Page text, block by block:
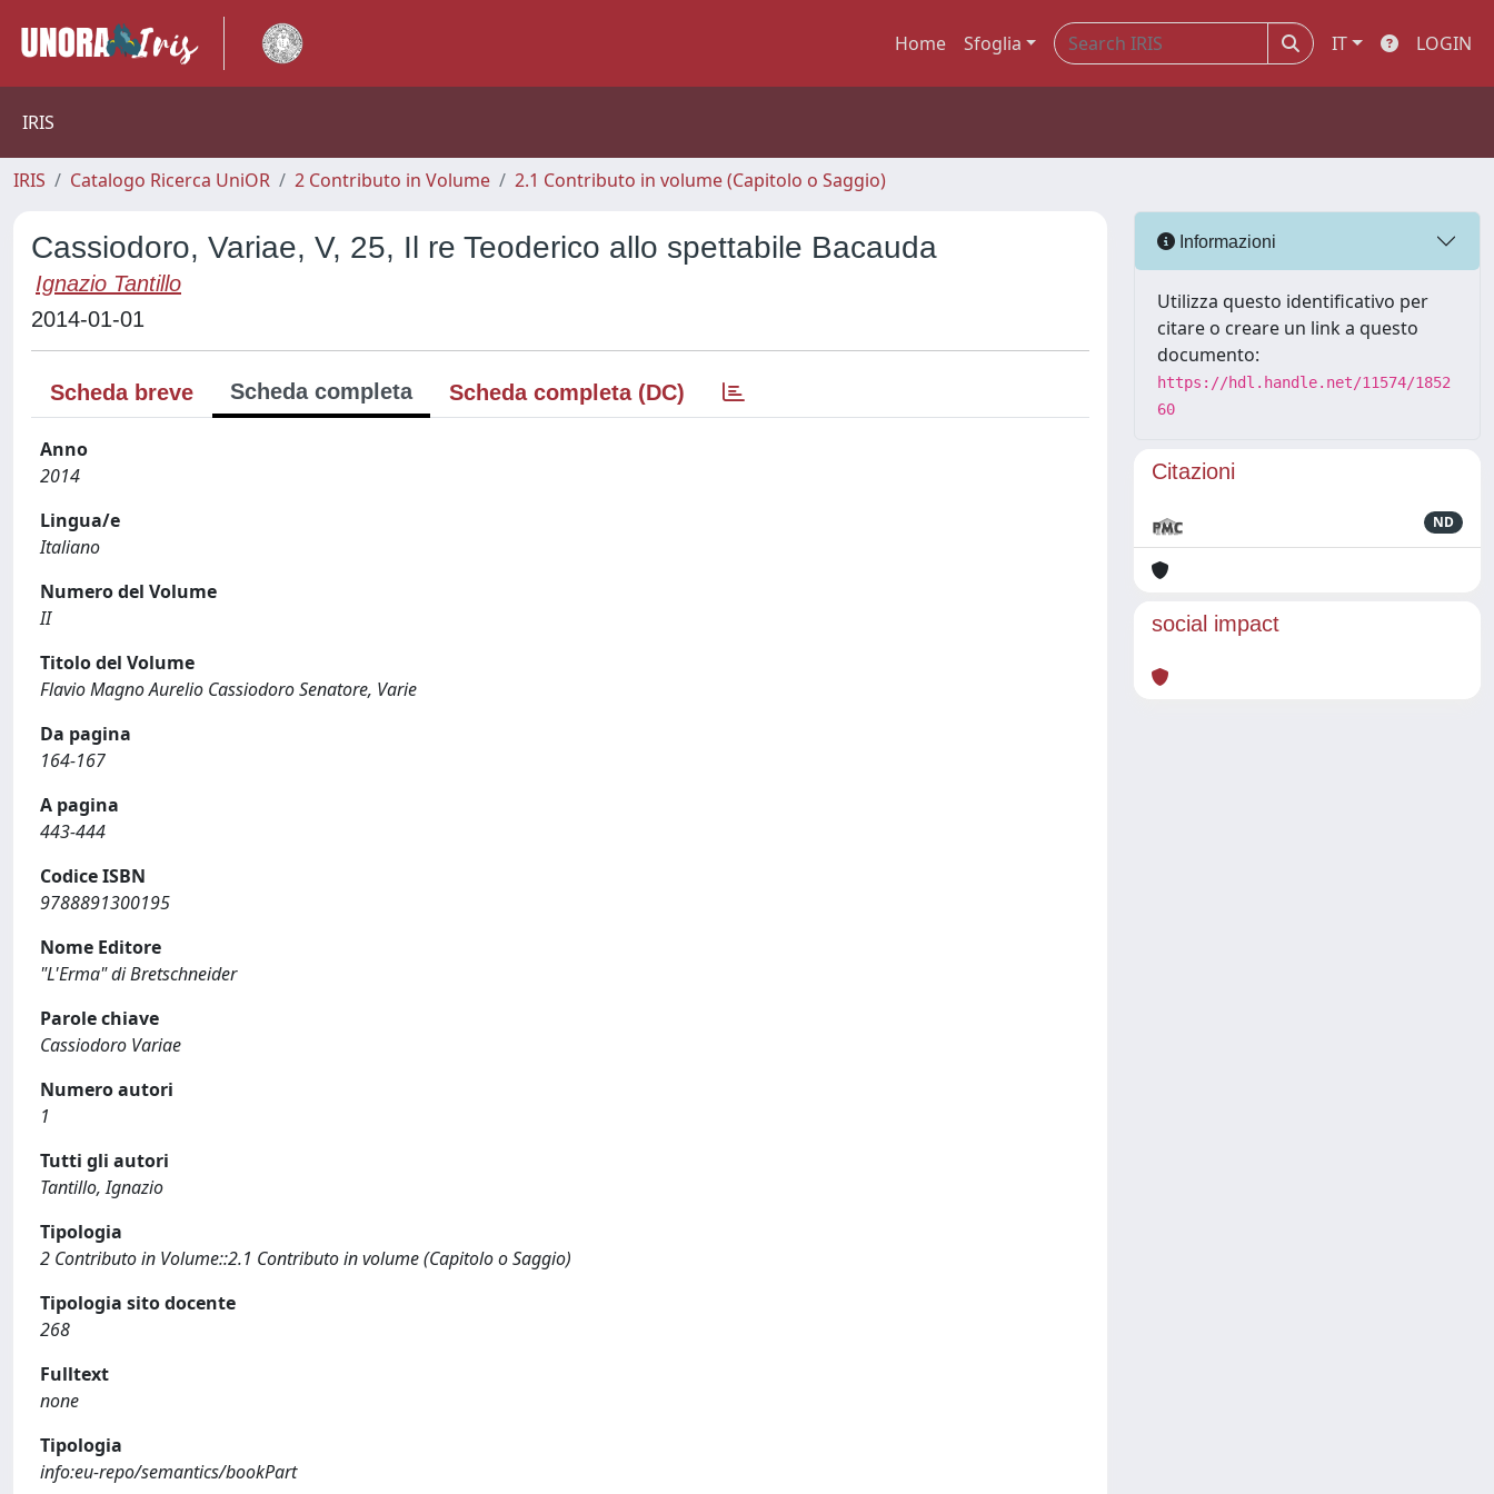
Home Sfoglia IT LOGIN
IRIS
IRIS Catalogo Ricerca UniOR 2 Contributo in Volume 2.1 Contributo in volume (Capitolo o Saggio)
Cassiodoro, Variae, V, 25, Il re Teoderico allo spettabile Bacauda
Ignazio Tantillo
2014-01-01
Scheda breve Scheda completa Scheda completa (DC)
Anno
2014
Lingua/e
Italiano
Numero del Volume
II
Titolo del Volume
Flavio Magno Aurelio Cassiodoro Senatore, Varie
Da pagina
164-167
A pagina
443-444
Codice ISBN
9788891300195
Nome Editore
"L'Erma" di Bretschneider
Parole chiave
Cassiodoro Variae
Numero autori
1
Tutti gli autori
Tantillo, Ignazio
Tipologia
2 Contributo in Volume::2.1 Contributo in volume (Capitolo o Saggio)
Tipologia sito docente
268
Fulltext
none
Tipologia
info:eu-repo/semantics/bookPart
Informazioni
Utilizza questo identificativo per
citare o creare un link a questo
documento:
https://hdl.handle.net/11574/1852
60
Citazioni
ND
social impact